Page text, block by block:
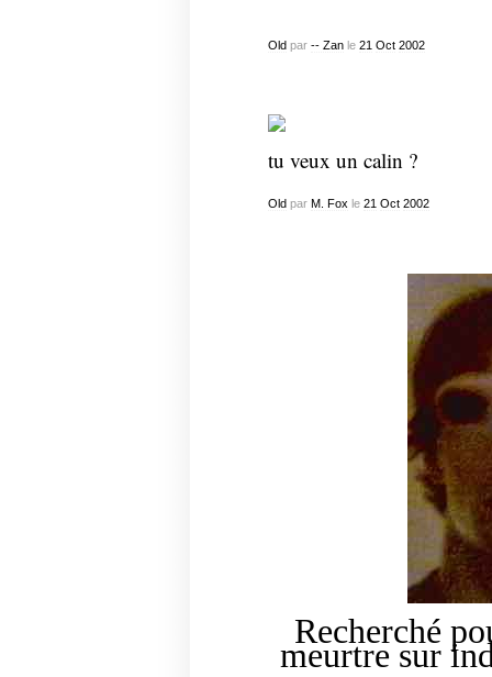
Oldpar -- Zanle 21 Oct 2002
tu veux un calin ?
Old par M. Fox le 21 Oct 2002
Recherché
meurtre sur